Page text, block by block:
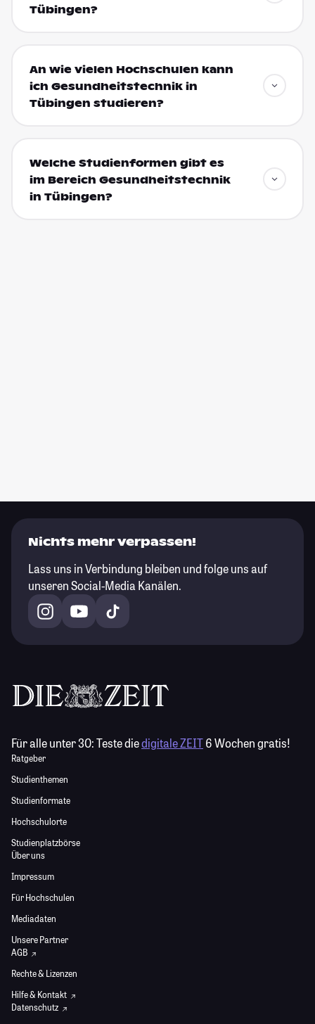
Tübingen?
An wie vielen Hochschulen kann
ich Gesundheitstechnik in
Tübingen studieren?
Welche Studienformen gibt es
im Bereich Gesundheitstechnik
in Tübingen?
Nichts mehr verpassen!
Lass uns in Verbindung bleiben und folge uns auf
unseren Social-Media Kanälen.
Für alle unter 30:Teste diedigitale ZEIT6 Wochen gratis!
Ratgeber
Studienthemen
Studienformate
Hochschulorte
Studienplatzbörse
Über uns
Impressum
Für Hochschulen
Mediadaten
Unsere Partner
AGB
Rechte & Lizenzen
Hilfe & Kontakt
Datenschutz